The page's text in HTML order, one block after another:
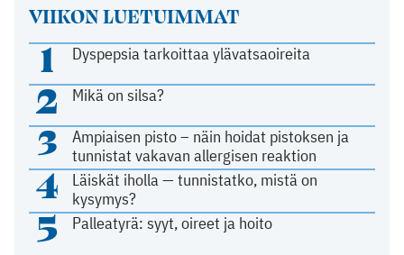
VIIKON LUETUIMMAT
1 Dyspepsia tarkoittaa ylävatsaoireita
2 Mikä on silsa?
3
Ampiaisen pisto – näin hoidat pistoksen ja
tunnistat vakavan allergisen reaktion
4
Läiskät iholla — tunnistatko, mistä on
kysymys?
5 Palleatyrä: syyt, oireet ja hoito